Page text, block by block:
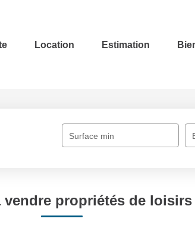
Location Estimation
Surface min
vendre propriétés de loisirs